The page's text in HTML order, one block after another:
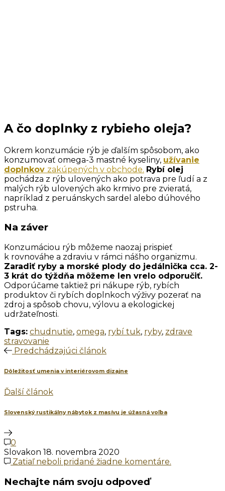
A čo doplnky z rybieho oleja?
Okrem konzumácie rýb je ďalším spôsobom, ako
konzumovať omega-3 mastné kyseliny, užívanie
doplnkov zakúpených v obchode. Rybí olej
pochádza z rýb ulovených ako potrava pre ľudí a z
malých rýb ulovených ako krmivo pre zvieratá,
napríklad z peruánskych sardel alebo dúhového
pstruha.
Na záver
Konzumáciou rýb môžeme naozaj prispieť
k rovnováhe a zdraviu v rámci nášho organizmu.
Zaradiť ryby a morské plody do jedálnička cca. 2-
3 krát do týždňa môžeme len vrelo odporučiť.
Odporúčame taktiež pri nákupe rýb, rybích
produktov či rybích doplnkoch výživy pozerať na
zdroj a spôsob chovu, výlovu a ekologickej
udržateľnosti.
Tags: chudnutie, omega, rybí tuk, ryby, zdrave
stravovanie
Predchádzajúci článok
Dôležitosť umenia v interiérovom dizajne
Ďalší článok
Slovenský rustikálny nábytok z masívu je úžasná voľba
0
Slovakon 18. novembra 2020
Zatiaľ neboli pridané žiadne komentáre.
Nechajte nám svoju odpoveď